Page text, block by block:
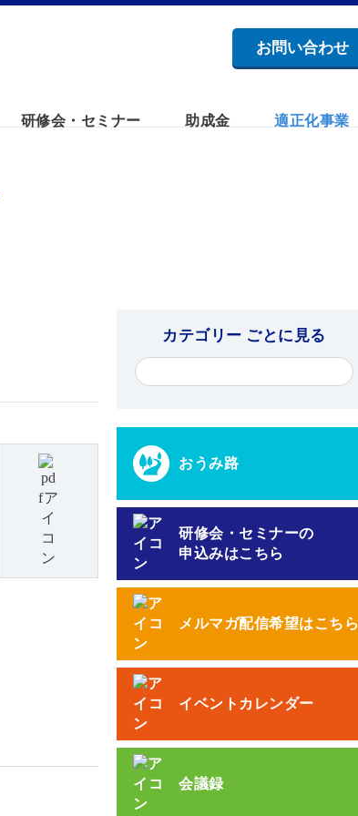
お問い合わせ
研修会・セミナー 助成金 適正化事業
カテゴリー ごとに見る
おうみ路
研修会・セミナーの
申込みはこちら
メルマガ配信希望はこちら
イベントカレンダー
会議録